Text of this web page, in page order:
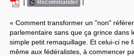
Systèmes & société sous contrôle
Nouvelles de l’antirépublique
Crises "Covid-19 & H1N1"
|
Recommander |
« Comment transformer un "non"
parlementaire sans que ça grince dans
simple petit remaquillage. Et celui-ci ne
même aux fédéralistes, à commencer